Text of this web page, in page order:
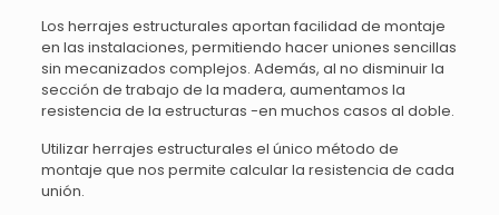
Los herrajes estructurales aportan facilidad de montaje
en las instalaciones, permitiendo hacer uniones sencillas
sin mecanizados complejos. Además, al no disminuir la
sección de trabajo de la madera, aumentamos la
resistencia de la estructuras -en muchos casos al doble.
Utilizar herrajes estructurales el único método de
montaje que nos permite calcular la resistencia de cada
unión.